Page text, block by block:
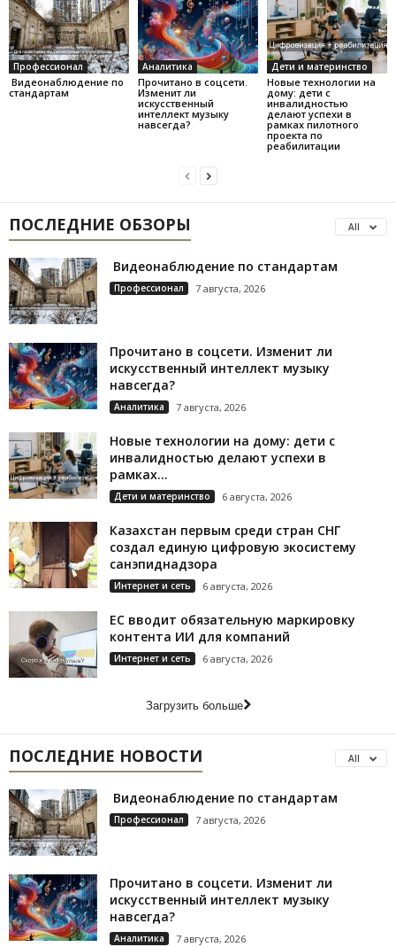
Профессионал
Видеонаблюдение по
стандартам
Аналитика
Прочитано в соцсети.
Изменит ли
искусственный
интеллект музыку
навсегда?
Дети и материнство
Новые технологии на
дому: дети с
инвалидностью
делают успехи в
рамках пилотного
проекта по
реабилитации
ПОСЛЕДНИЕ ОБЗОРЫ All
Видеонаблюдение по стандартам
Профессионал 7 августа, 2026
Прочитано в соцсети. Изменит ли
искусственный интеллект музыку
навсегда?
Аналитика 7 августа, 2026
Новые технологии на дому: дети с
инвалидностью делают успехи в
рамках...
Дети и материнство 6 августа, 2026
Казахстан первым среди стран СНГ
создал единую цифровую экосистему
санэпиднадзора
Интернет и сеть 6 августа, 2026
ЕС вводит обязательную маркировку
контента ИИ для компаний
Интернет и сеть 6 августа, 2026
Загрузить больше
ПОСЛЕДНИЕ НОВОСТИ All
Видеонаблюдение по стандартам
Профессионал 7 августа, 2026
Прочитано в соцсети. Изменит ли
искусственный интеллект музыку
навсегда?
Аналитика 7 августа, 2026